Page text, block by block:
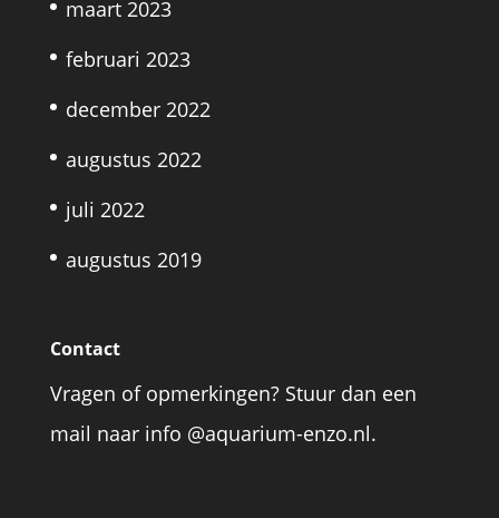
maart 2023
februari 2023
december 2022
augustus 2022
juli 2022
augustus 2019
Contact
Vragen of opmerkingen? Stuur dan een
mail naar info @aquarium-enzo.nl.